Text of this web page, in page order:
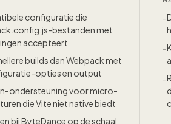
configuratie die
bestanden met
accepteert
builds dan Webpack met
opties en output
ondersteuning voor micro-
die Vite niet native biedt
bij ByteDance op de schaal
-
-
-